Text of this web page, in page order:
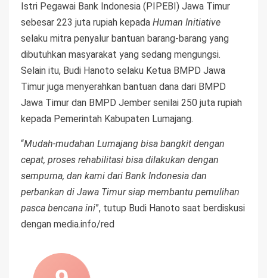
Istri Pegawai Bank Indonesia (PIPEBI) Jawa Timur
sebesar 223 juta rupiah kepada Human Initiative
selaku mitra penyalur bantuan barang-barang yang
dibutuhkan masyarakat yang sedang mengungsi.
Selain itu, Budi Hanoto selaku Ketua BMPD Jawa
Timur juga menyerahkan bantuan dana dari BMPD
Jawa Timur dan BMPD Jember senilai 250 juta rupiah
kepada Pemerintah Kabupaten Lumajang.
“Mudah-mudahan Lumajang bisa bangkit dengan
cepat, proses rehabilitasi bisa dilakukan dengan
sempurna, dan kami dari Bank Indonesia dan
perbankan di Jawa Timur siap membantu pemulihan
pasca bencana ini”, tutup Budi Hanoto saat berdiskusi
dengan media.info/red